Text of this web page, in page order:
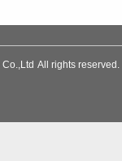
All rights